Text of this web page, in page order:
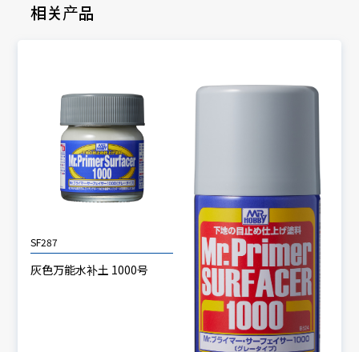
相关产品
SF287
灰色万能水补土 1000号